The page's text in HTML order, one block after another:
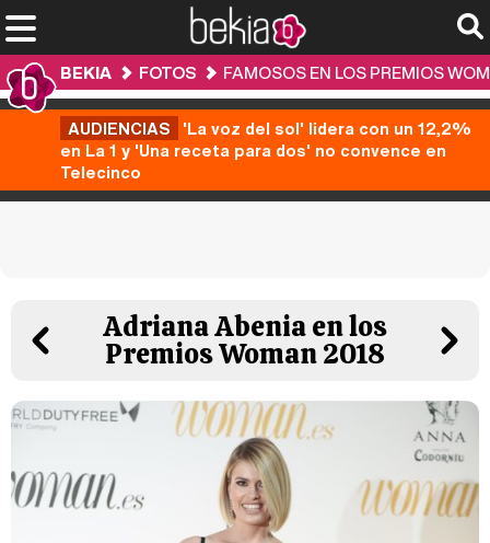
BEKIA FOTOS FAMOSOS EN LOS PREMIOS
AUDIENCIAS 'La voz del sol' lidera con un 12,2%
en La 1 y 'Una receta para dos' no convence en
Telecinco
Adriana Abenia en los
Premios Woman 2018